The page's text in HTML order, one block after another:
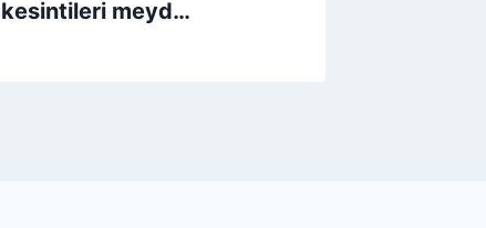
kesintileri meyd…